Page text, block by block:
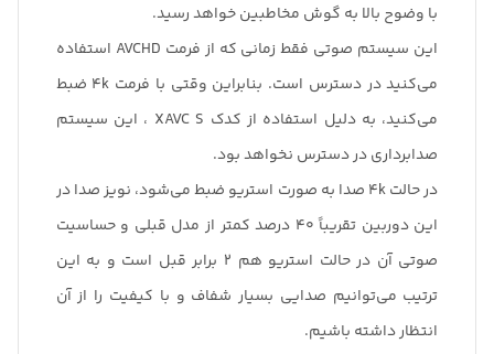
با وضوح بالا به گوش مخاطبین خواهد رسید.
این سیستم صوتی فقط زمانی که از فرمت AVCHD استفاده
می‌کنید در دسترس است. بنابراین وقتی با فرمت 4k ضبط
می‌کنید، به دلیل استفاده از کدک XAVC S ، این سیستم
صدابرداری در دسترس نخواهد بود.
در حالت 4k صدا به صورت استریو ضبط می‌شود، نویز صدا در
این دوربین تقریباً 40 درصد کمتر از مدل قبلی و حساسیت
صوتی آن در حالت استریو هم 2 برابر قبل است و به این
ترتیب می‌توانیم صدایی بسیار شفاف و با کیفیت را از آن
انتظار داشته باشیم.